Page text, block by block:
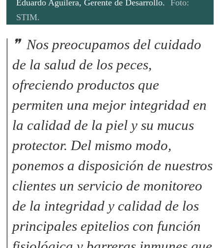
Eduardo Aguilera, Gerente de Desarrollo. Foto:
STIM.
Nos preocupamos del cuidado
de la salud de los peces,
ofreciendo productos que
permiten una mejor integridad en
la calidad de la piel y su mucus
protector. Del mismo modo,
ponemos a disposición de nuestros
clientes un servicio de monitoreo
de la integridad y calidad de los
principales epitelios con función